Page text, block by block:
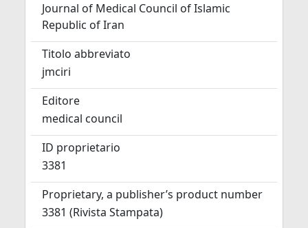
Journal of Medical Council of Islamic
Republic of Iran
Titolo abbreviato
jmciri
Editore
medical council
ID proprietario
3381
Proprietary, a publisher’s product number
3381 (Rivista Stampata)